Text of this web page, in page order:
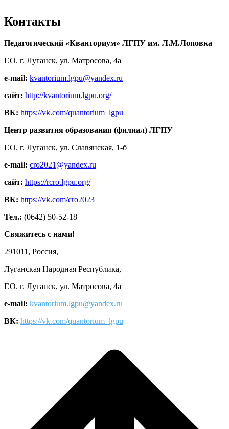
Контакты
Педагогический «Кванториум» ЛГПУ им. Л.М.Лоповка
Г.О. г. Луганск, ул. Матросова, 4а
e-mail: kvantorium.lgpu@yandex.ru
сайт: http://kvantorium.lgpu.org/
ВК: https://vk.com/quantorium_lgpu
Центр развития образования (филиал) ЛГПУ
Г.О. г. Луганск, ул. Славянская, 1-б
e-mail: cro2021@yandex.ru
сайт: https://rcro.lgpu.org/
ВК: https://vk.com/cro2023
Тел.: (0642) 50-52-18
Свяжитесь с нами!
291011, Россия,
Луганская Народная Республика,
Г.О. г. Луганск, ул. Матросова, 4а
e-mail: kvantorium.lgpu@yandex.ru
ВК: https://vk.com/quantorium_lgpu